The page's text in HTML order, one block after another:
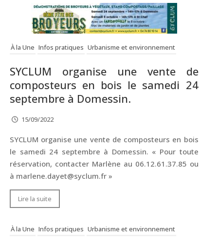
À la Une Infos pratiques Urbanisme et environnement
SYCLUM organise une vente de
composteurs en bois le samedi 24
septembre à Domessin.
15/09/2022
SYCLUM organise une vente de composteurs en bois
le samedi 24 septembre à Domessin. « Pour toute
réservation, contacter Marlène au 06.12.61.37.85 ou
à marlene.dayet@syclum.fr »
Lire la suite
À la Une Infos pratiques Urbanisme et environnement